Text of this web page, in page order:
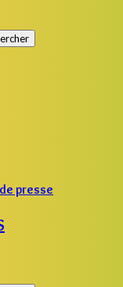
presse